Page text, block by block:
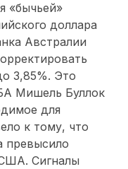
«бычьей»
доллара
Австралии
3,85%. Это
Мишель Буллок
для
к тому, что
превысило
Сигналы